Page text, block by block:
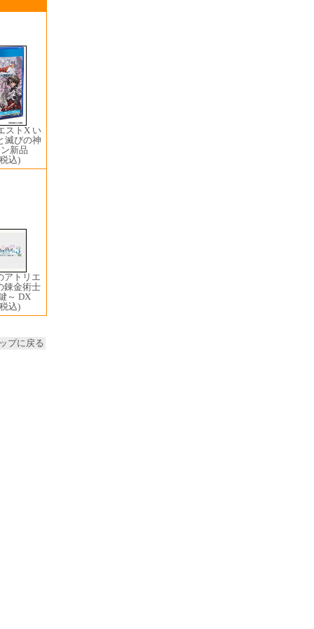
ストX い
滅びの神
新品
込)
アトリエ
錬金術士
～ DX
込)
プに戻る